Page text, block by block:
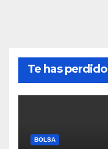
Te has perdido
BOLSA